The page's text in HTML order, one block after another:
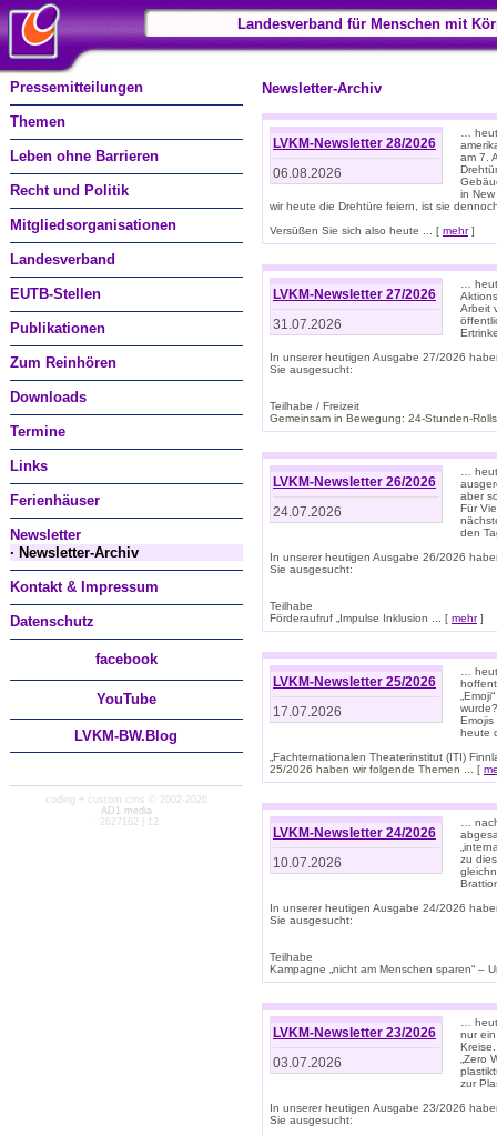
Landesverband für Menschen mit
Pressemitteilungen
Themen
Leben ohne Barrieren
Recht und Politik
Mitgliedsorganisationen
Landesverband
EUTB-Stellen
Publikationen
Zum Reinhören
Downloads
Termine
Links
Ferienhäuser
Newsletter
· Newsletter-Archiv
Kontakt & Impressum
Datenschutz
facebook
YouTube
LVKM-BW.Blog
coding + custom cms © 2002-2026
AD1 media
· 2627162 | 12
Newsletter-Archiv
LVKM-Newsletter 28/2026
06.08.2026
…
am 7.
in
wir heute die Drehtüre feiern, ist sie
Versüßen Sie sich also heute ... [ mehr]
LVKM-Newsletter 27/2026
31.07.2026
…
Arbeit
In unserer heutigen Ausgabe 27/2026
Sie ausgesucht:
Teilhabe / Freizeit
Gemeinsam in Bewegung: 24-Stunden-
LVKM-Newsletter 26/2026
24.07.2026
…
aber
Für
den
In unserer heutigen Ausgabe 26/2026
Sie ausgesucht:
Teilhabe
Förderaufruf „Impulse Inklusion ... [ mehr]
LVKM-Newsletter 25/2026
17.07.2026
…
Emojis
heute
„Fachternationalen Theaterinstitut (ITI)
25/2026 haben wir folgende Themen ... [
LVKM-Newsletter 24/2026
10.07.2026
…
zu
In unserer heutigen Ausgabe 24/2026
Sie ausgesucht:
Teilhabe
Kampagne „nicht am Menschen sparen“ –
LVKM-Newsletter 23/2026
03.07.2026
…
nur
„Zero
zur
In unserer heutigen Ausgabe 23/2026
Sie ausgesucht: